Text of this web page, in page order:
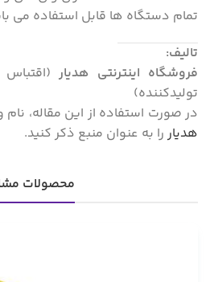
تمام دستگاه ها قابل استفاده می
تالیف:
فروشگاه اینترنتی هدیار(اقتباس
تولیدکننده)
در صورت استفاده از این مقاله،
هدیار را به عنوان منبع ذکر کنید.
محصولات